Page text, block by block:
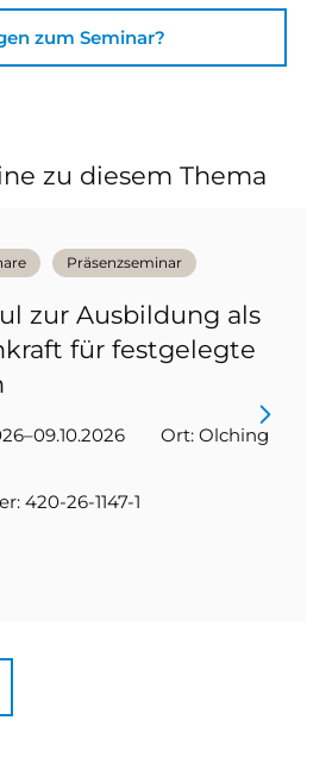
zum Seminar?
zu diesem Thema
Präsenzseminar
zur Ausbildung als
für festgelegte
Ort: Olching
420-26-1147-1